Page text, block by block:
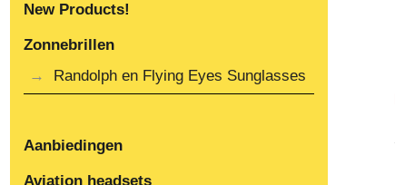
New Products!
Zonnebrillen
Randolph en Flying Eyes Sunglasses
Aanbiedingen
Aviation headsets